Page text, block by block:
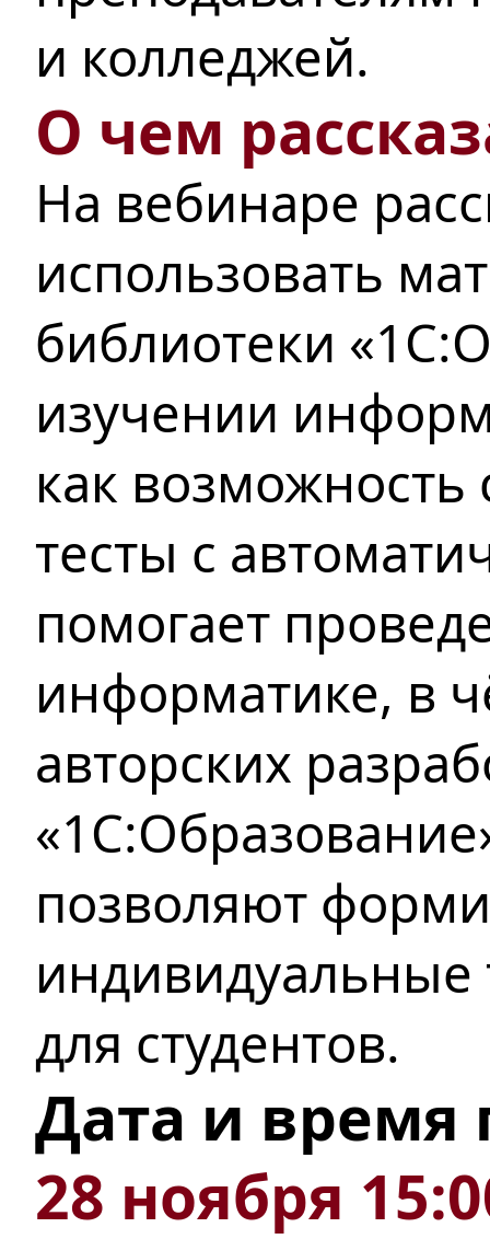
и колледжей.
О чем
На вебинаре
использовать
библиотеки
изучении
как возможность
тесты с
помогает
информатике, в
авторских
позволяют
индивидуальные
для студентов.
Дата и время
28 ноября